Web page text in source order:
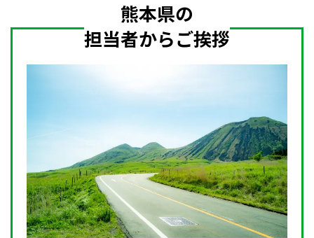
熊本県の
担当者からご挨拶